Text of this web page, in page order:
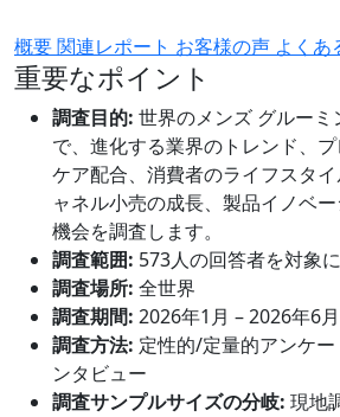
概要関連レポート お客様の声 よくあ
重要なポイント
調査目的: 世界のメンズ グルー
で、進化する業界のトレンド、
ケア配合、消費者のライフスタ
ャネル小売の成長、製品イノベ
機会を調査します。
調査範囲: 573人の回答者を対象
調査場所: 全世界
調査期間: 2026年1月 – 2026年6月
調査方法: 定性的/定量的アンケ
ンタビュー
調査サンプルサイズの分岐: 現地